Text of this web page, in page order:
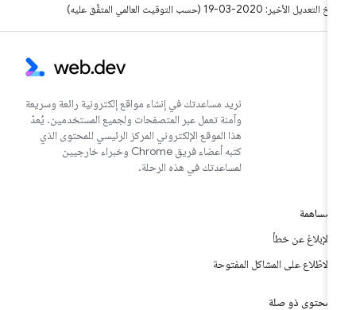
الأخير: 2020-03-19 (حسب التوقيت العالمي المتفَّق عليه)
نريد مساعدتك في إنشاء مواقع إلكترونية رائعة وسريعة
وآمنة تعمل عبر المتصفحات ولجميع المستخدمين. يُعدّ
هذا الموقع الإلكتروني المركز الرئيسي للمحتوى الذي
كتبه أعضاء فريق Chrome وخبراء خارجيين
لمساعدتك في هذه الرحلة.
مساهمة
الإبلاغ عن خطأ
الاطّلاع على المشاكل المفتوحة
محتوى ذو صلة